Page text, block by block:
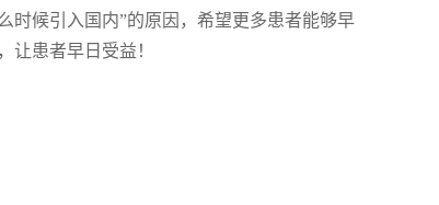
时候引入国内”的原因，希望更多患者能够早
让患者早日受益！